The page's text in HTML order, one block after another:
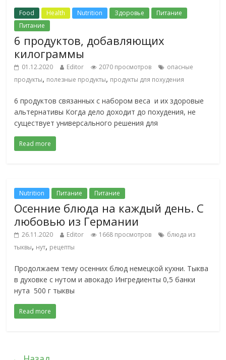
Food Health Nutrition Здоровье
Питание
Питание
6 продуктов, добавляющих
килограммы
01.12.2020 Editor 2070 просмотров
опасные
продукты, полезные продукты, продукты для похудения
6 продуктов связанных с набором веса и их здоровые
альтернативы Когда дело доходит до похудения, не
существует универсального решения для
Read more
Nutrition Питание Питание
Осенние блюда на каждый день. С
любовью из Германии
26.11.2020 Editor 1668 просмотров
блюда из
тыквы, нут, рецепты
Продолжаем тему осенних блюд немецкой кухни. Тыква
в духовке с нутом и авокадо Ингредиенты 0,5 банки
нута 500 г тыквы
Read more